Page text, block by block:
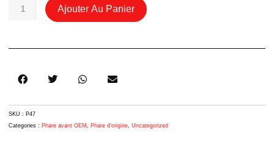
Gauche
W213
2
Ajouter Au Panier
SKU : P47
Categories : Phare avant OEM Phare d'origine Uncategorized